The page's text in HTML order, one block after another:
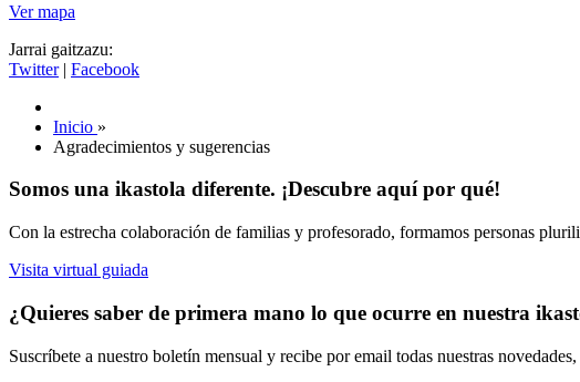
Ver mapa
Jarrai gaitzazu:
Twitter| Facebook
Inicio »
Agradecimientos y sugerencias
Somos una ikastola diferente. ¡Descubre aquí por qué!
Con la estrecha colaboración de familias y profesorado, formamos personas
Visita virtual guiada
¿Quieres saber de primera mano lo que ocurre en nuestra
Suscríbete a nuestro boletín mensual y recibe por email todas nuestras